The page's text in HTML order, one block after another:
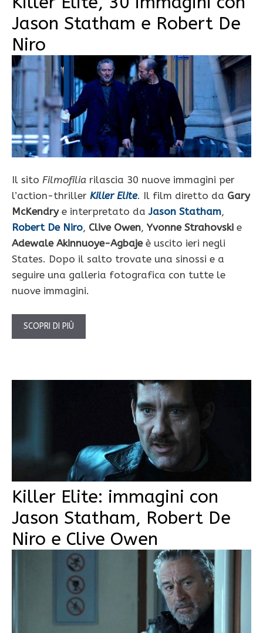
Jason Statham e Robert De
Niro
Il sito Filmofilia rilascia 30 nuove immagini per
l’action-thriller Killer Elite. Il film diretto da Gary
McKendrye interpretato daJason Statham,
Robert De Niro, Clive Owen, Yvonne Strahovski e
Adewale Akinnuoye-Agbajeè uscito ieri negli
States. Dopo il salto trovate una sinossi e a
seguire una galleria fotografica con tutte le
nuove immagini.
SCOPRI DI PIÙ
Killer Elite: immagini con
Jason Statham, Robert De
Niro e Clive Owen